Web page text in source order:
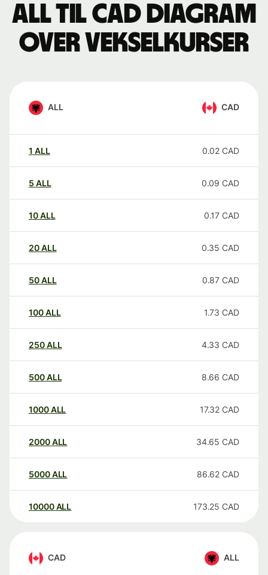
ALL til CAD Diagram
over vekselkurser
ALL CAD
1 ALL 0.02 CAD
5 ALL 0.09 CAD
10ALL 0.17 CAD
20ALL 0.35 CAD
50ALL 0.87 CAD
100ALL 1.73 CAD
250ALL 4.33 CAD
500ALL 8.66 CAD
1000ALL 17.32 CAD
2000ALL 34.65 CAD
5000ALL 86.62 CAD
10000 ALL 173.25 CAD
CAD ALL